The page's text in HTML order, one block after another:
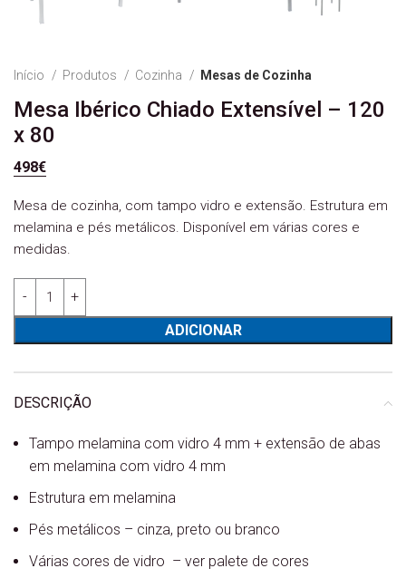
Início Produtos Cozinha Mesas de Cozinha
Mesa Ibérico Chiado Extensível – 120
x 80
498€
Mesa de cozinha, com tampo vidro e extensão. Estrutura em
melamina e pés metálicos. Disponível em várias cores e
medidas.
ADICIONAR
DESCRIÇÃO
Tampo melamina com vidro 4 mm + extensão de abas
em melamina com vidro 4 mm
Estrutura em melamina
Pés metálicos – cinza, preto ou branco
Várias cores de vidro – ver palete de cores